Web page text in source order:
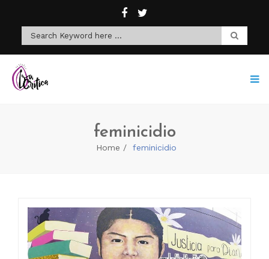
feminicidio
Home feminicidio